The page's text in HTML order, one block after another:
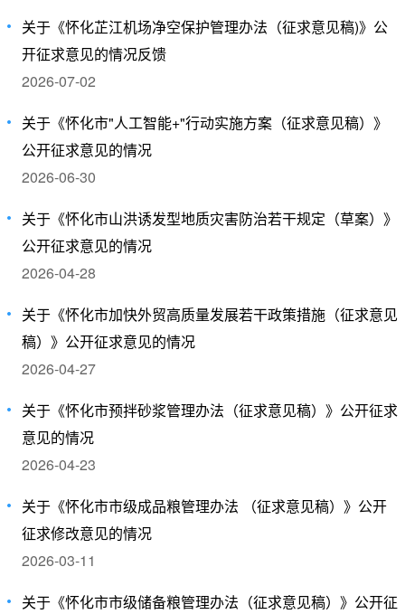
关于《怀化芷江机场净空保护管理办法（征求意见稿)》公
开征求意见的情况反馈
2026-07-02
关于《怀化市"人工智能+"行动实施方案（征求意见稿）》
公开征求意见的情况
2026-06-30
关于《怀化市山洪诱发型地质灾害防治若干规定（草案）》
公开征求意见的情况
2026-04-28
关于《怀化市加快外贸高质量发展若干政策措施（征求意见
稿）》公开征求意见的情况
2026-04-27
关于《怀化市预拌砂浆管理办法（征求意见稿）》公开征求
意见的情况
2026-04-23
关于《怀化市市级成品粮管理办法 （征求意见稿）》公开
征求修改意见的情况
2026-03-11
关于《怀化市市级储备粮管理办法（征求意见稿）》公开征